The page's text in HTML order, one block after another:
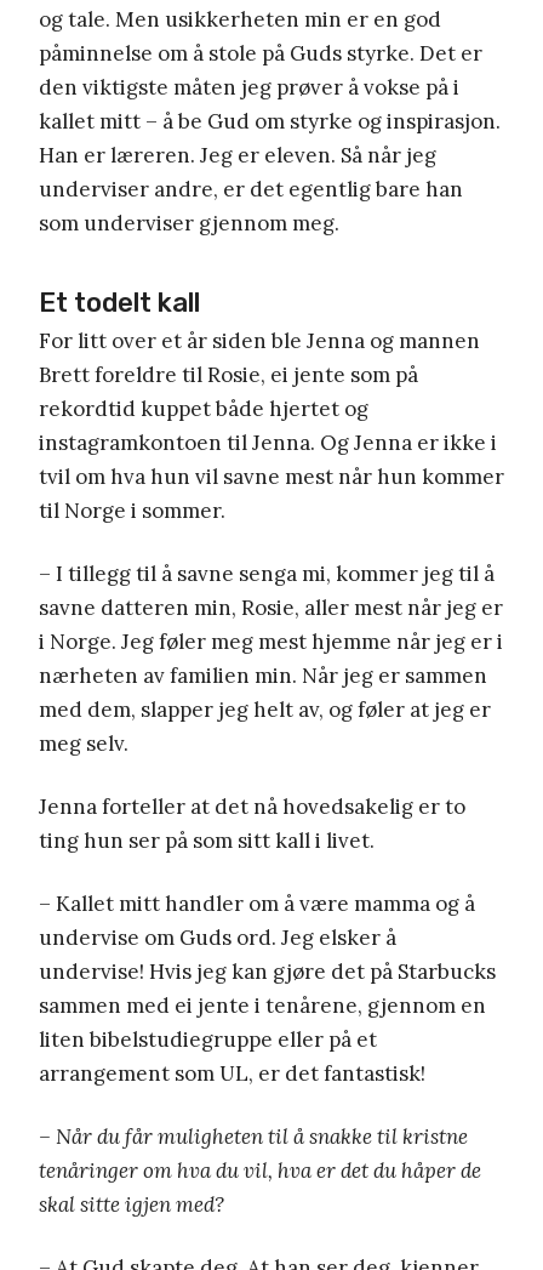
og tale. Men usikkerheten min er en god
påminnelse om å stole på Guds styrke. Det er
den viktigste måten jeg prøver å vokse på i
kallet mitt – å be Gud om styrke og inspirasjon.
Han er læreren. Jeg er eleven. Så når jeg
underviser andre, er det egentlig bare han
som underviser gjennom meg.
Et todelt kall
For litt over et år siden ble Jenna og mannen
Brett foreldre til Rosie, ei jente som på
rekordtid kuppet både hjertet og
instagramkontoen til Jenna. Og Jenna er ikke i
tvil om hva hun vil savne mest når hun kommer
til Norge i sommer.
– I tillegg til å savne senga mi, kommer jeg til å
savne datteren min, Rosie, aller mest når jeg er
i Norge. Jeg føler meg mest hjemme når jeg er i
nærheten av familien min. Når jeg er sammen
med dem, slapper jeg helt av, og føler at jeg er
meg selv.
Jenna forteller at det nå hovedsakelig er to
ting hun ser på som sitt kall i livet.
– Kallet mitt handler om å være mamma og å
undervise om Guds ord. Jeg elsker å
undervise! Hvis jeg kan gjøre det på Starbucks
sammen med ei jente i tenårene, gjennom en
liten bibelstudiegruppe eller på et
arrangement som UL, er det fantastisk!
– Når du får muligheten til å snakke til kristne
tenåringer om hva du vil, hva er det du håper de
skal sitte igjen med?